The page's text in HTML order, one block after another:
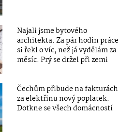
Najali jsme bytového
architekta. Za pár hodin práce
si řekl o víc, než já vydělám za
měsíc. Prý se držel při zemi
Čechům přibude na fakturách
za elektřinu nový poplatek.
Dotkne se všech domácností